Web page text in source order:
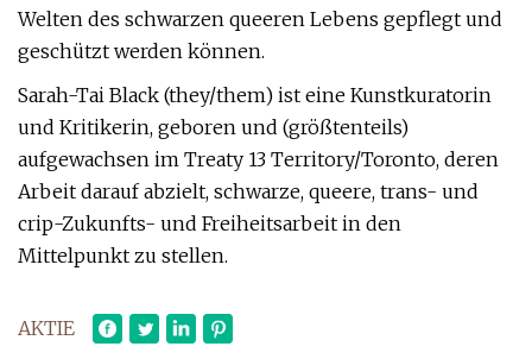
Welten des schwarzen queeren Lebens gepflegt und
geschützt werden können.
Sarah-Tai Black (they/them) ist eine Kunstkuratorin
und Kritikerin, geboren und (größtenteils)
aufgewachsen im Treaty 13 Territory/Toronto, deren
Arbeit darauf abzielt, schwarze, queere, trans- und
crip-Zukunfts- und Freiheitsarbeit in den
Mittelpunkt zu stellen.
AKTIE